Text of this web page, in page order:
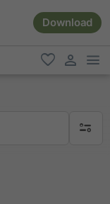
Download
favorit
keine